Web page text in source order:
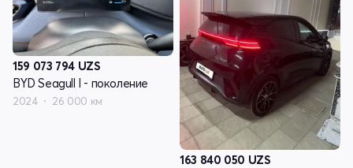
159 073 794 UZS
BYD Seagull I - поколение
2024 26 000 км
163 840 050 UZS